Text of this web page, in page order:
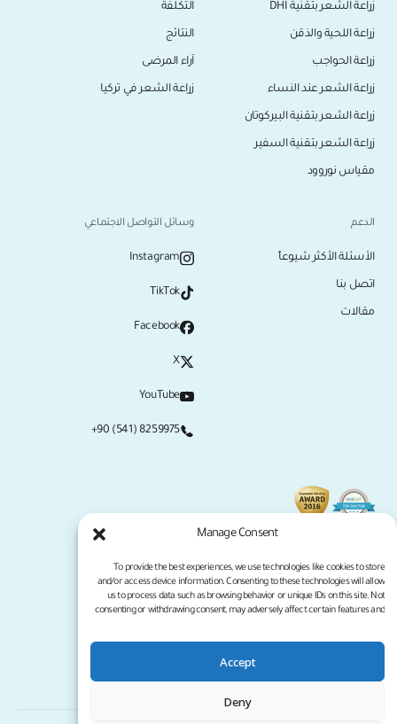
Manage Consent
To provide the best experiences, we use technologies like cookies to store
and/or access device information. Consenting to these technologies will allow
us to process data such as browsing behavior or unique IDs on this site. Not
consenting or withdrawing consent, may adversely affect certain features and
Accept
Deny
زراعة الشعر بتقنية DHI
زراعة اللحية والذقن
زراعة الحواجب
زراعة الشعر عند النساء
زراعة الشعر بتقنية البيركوتان
زراعة الشعر بتقنية السفير
مقياس نوروود
التكلفة
النتائج
آراء المرضى
زراعة الشعر في تركيا
الدعم
الأسئلة الأكثر شيوعاً
اتصل بنا
مقالات
وسائل التواصل الاجتماعي
Instagram
TikTok
Facebook
X
YouTube
+90 (541) 8259975
سياسة الخصوصية